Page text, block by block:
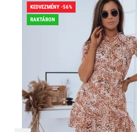
KEDVEZMÉNY -56%
RAKTÁRON